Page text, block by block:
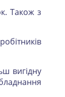
Також з
вигідну